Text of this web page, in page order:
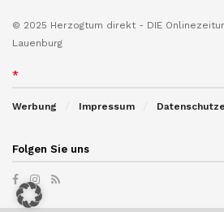
© 2025 Herzogtum direkt - DIE
Lauenburg
*
Werbung Impressum
Folgen Sie uns